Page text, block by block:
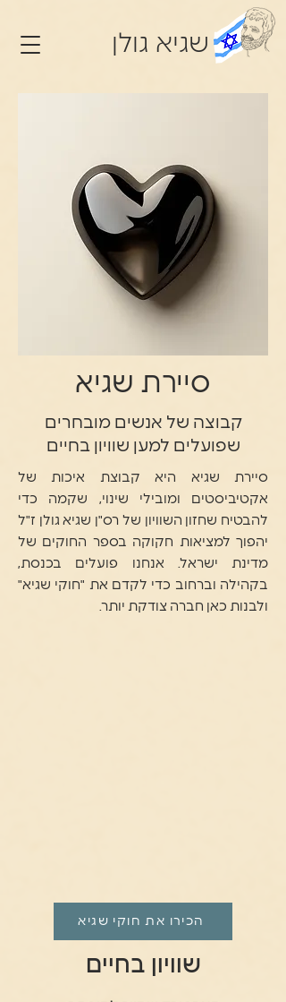
שגיא גולן
סיירת שגיא
קבוצה של אנשים מובחרים
שפועלים למען שוויון בחיים
סיירת שגיא היא קבוצת איכות של
אקטיביסטים ומובילי שינוי, שקמה כדי
להבטיח שחזון השוויון של רס"ן שגיא גולן ז"ל
יהפוך למציאות חקוקה בספר החוקים של
מדינת ישראל. אנחנו פועלים בכנסת,
בקהילה וברחוב כדי לקדם את "חוקי שגיא"
ולבנות כאן חברה צודקת יותר.
הכירו את חוקי שגיא
שוויון בחיים